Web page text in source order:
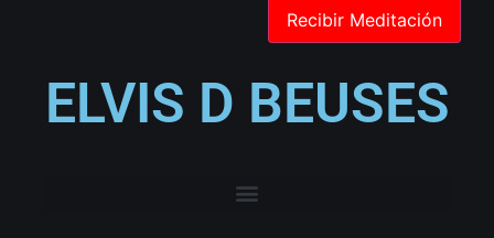
ELVIS D BEUSES